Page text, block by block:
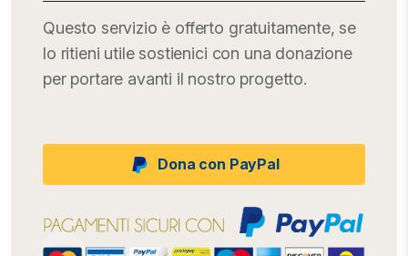
Questo servizio è offerto gratuitamente, se
lo ritieni utile sostienici con una donazione
per portare avanti il nostro progetto.
Dona con PayPal